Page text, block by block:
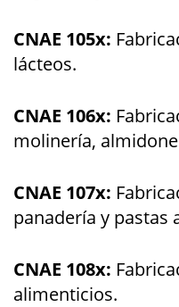
CNAE 105x:
lácteos.
CNAE 106x:
molinería,
CNAE 107x:
panadería y pastas
CNAE 108x:
alimenticios.